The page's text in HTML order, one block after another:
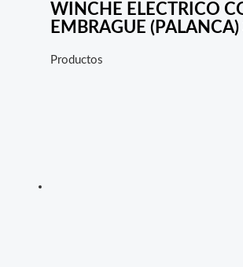
WINCHE ELECTRICO
EMBRAGUE
Productos